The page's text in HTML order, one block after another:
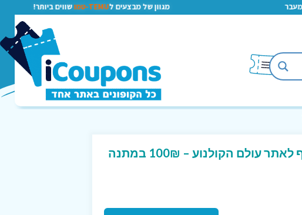
מגוון של מבצעים לTEMU-טמו שווים ביותר!
קוד קופון מטורף לאתר עולם הקולנוע – 100₪ במתנה